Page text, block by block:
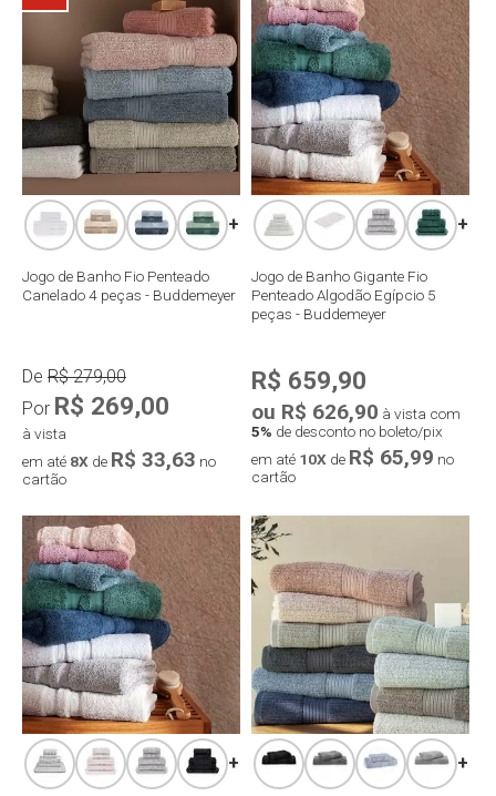
Compra rápida
+
Jogo de Banho Fio Penteado
Canelado 4 peças - Buddemeyer
De R$ 279,00
Por R$ 269,00
à vista
em até 8X de R$ 33,63 no
cartão
Compra rápida
+
Jogo de Banho Gigante Fio
Penteado Algodão Egípcio 5
peças - Buddemeyer
R$ 659,90
ou R$ 626,90 à vista com
5% de desconto no boleto/pix
em até 10X de R$ 65,99 no
cartão
Compra rápida
+ +